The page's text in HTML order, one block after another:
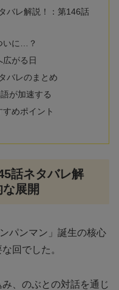
バレ解説！：第146話
いに…？
がる日
バレのまとめ
が加速する
めポイント
話ネタバレ解
展開
パンマン」誕生の核心
回でした。
、のぶとの対話を通じ